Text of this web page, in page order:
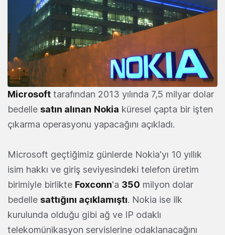
Microsoft tarafından 2013 yılında 7,5 milyar dolar
bedelle satın alınan Nokia küresel çapta bir işten
çıkarma operasyonu yapacağını açıkladı.
Microsoft geçtiğimiz günlerde Nokia'yı 10 yıllık
isim hakkı ve giriş seviyesindeki telefon üretim
birimiyle birlikte Foxconn'a 350 milyon dolar
bedelle sattığını açıklamıştı. Nokia ise ilk
kurulunda olduğu gibi ağ ve IP odaklı
telekomünikasyon servislerine odaklanacağını